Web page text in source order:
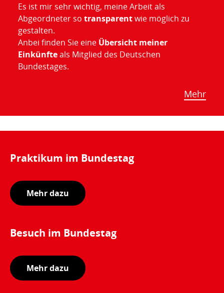
Es ist mir sehr wichtig, meine Arbeit als
Abgeordneter so transparentwie möglich zu
gestalten.
Anbei finden Sie eine Übersicht meiner
Einkünfteals Mitglied des Deutschen
Bundestages.
Mehr
Praktikum im Bundestag
Mehr dazu
Besuch im Bundestag
Mehr dazu